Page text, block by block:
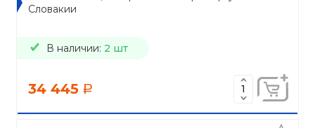
Словакии
В наличии: 2 шт
34 445 a